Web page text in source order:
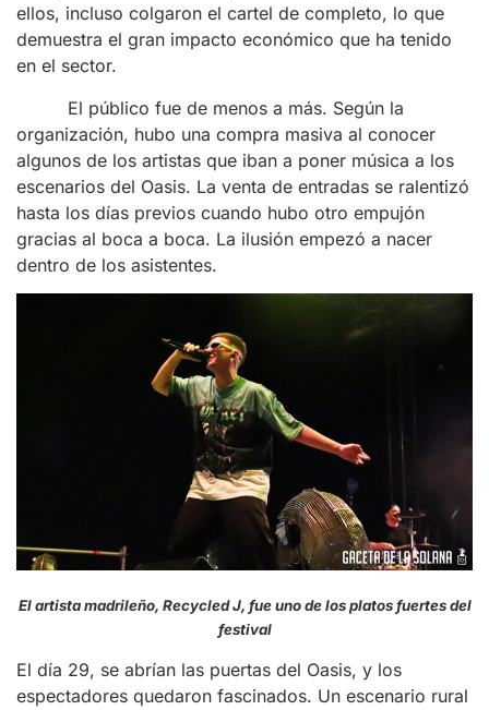
ellos, incluso colgaron el cartel de completo, lo que
demuestra el gran impacto económico que ha tenido
en el sector.
El público fue de menos a más. Según la
organización, hubo una compra masiva al conocer
algunos de los artistas que iban a poner música a los
escenarios del Oasis. La venta de entradas se ralentizó
hasta los días previos cuando hubo otro empujón
gracias al boca a boca. La ilusión empezó a nacer
dentro de los asistentes.
El artista madrileño, Recycled J, fue uno de los platos fuertes del
festival
El día 29, se abrían las puertas del Oasis, y los
espectadores quedaron fascinados. Un escenario rural